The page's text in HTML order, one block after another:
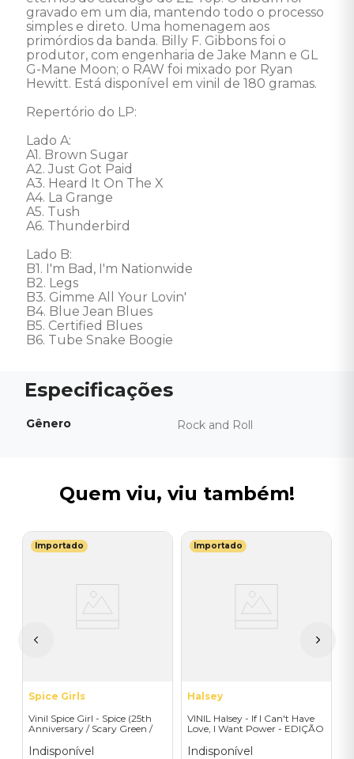
gravado em um dia, mantendo todo o processo
simples e direto. Uma homenagem aos
primórdios da banda. Billy F. Gibbons foi o
produtor, com engenharia de Jake Mann e GL
G-Mane Moon; o RAW foi mixado por Ryan
Hewitt. Está disponível em vinil de 180 gramas.
Repertório do LP:
Lado A:
A1. Brown Sugar
A2. Just Got Paid
A3. Heard It On The X
A4. La Grange
A5. Tush
A6. Thunderbird
Lado B:
B1. I'm Bad, I'm Nationwide
B2. Legs
B3. Gimme All Your Lovin'
B4. Blue Jean Blues
B5. Certified Blues
B6. Tube Snake Boogie
Gênero Rock and Roll
Quem viu, viu também!
Importado
Spice Girls
Vinil Spice Girl - Spice (25th
Anniversary / Scary Green /
Indisponível
Importado
Halsey
VINIL Halsey - If I Can't Have
Love, I Want Power - EDIÇÃO
TRANSPARENT ORANGE
Indisponível